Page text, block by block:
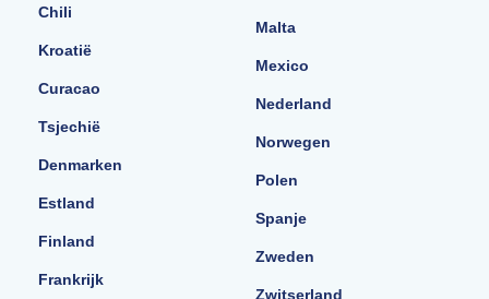
Chili
Kroatië
Curacao
Tsjechië
Denmarken
Estland
Finland
Frankrijk
Malta
Mexico
Nederland
Norwegen
Polen
Spanje
Zweden
Zwitserland